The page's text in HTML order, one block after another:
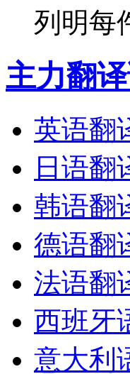
列明每
主力翻
英语翻
日语翻
韩语翻
德语翻
法语翻
西班牙
意大利